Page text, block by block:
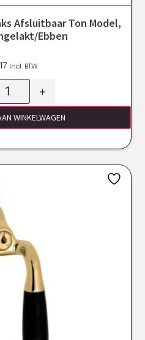
Afsluitbaar Ton Model,
ebben
Incl. BTW
+
WINKELWAGEN